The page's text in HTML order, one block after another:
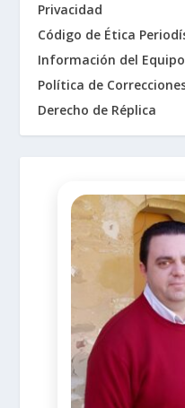
Privacidad
Código de Ética
Información del
Política de
Derecho de Réplica